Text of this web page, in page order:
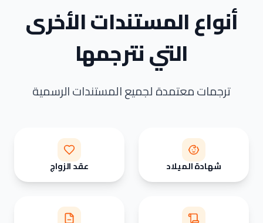
أنواع المستندات الأخرى
التي نترجمها
ترجمات معتمدة لجميع المستندات الرسمية
شهادة الميلاد عقد الزواج